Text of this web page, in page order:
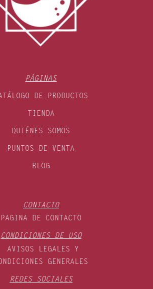
PÁGINAS
DE PRODUCTOS
TIENDA
QUIÉNES SOMOS
PUNTOS DE VENTA
BLOG
CONTACTO
PAGINA DE CONTACTO
CONDICIONES DE USO
AVISOS LEGALES Y
GENERALES
REDES SOCIALES